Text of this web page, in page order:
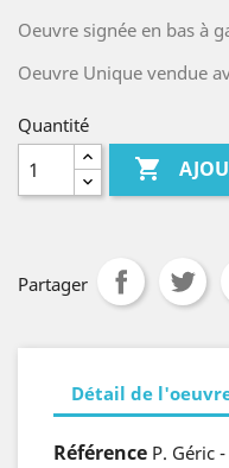
Oeuvre signée en bas à
Oeuvre Unique vendue
Quantité

Partager
Détail de
Référence P. Géric